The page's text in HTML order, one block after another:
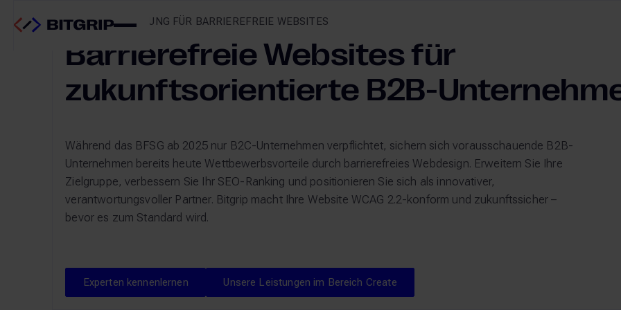
CREATE – BERATUNG FÜR BARRIEREFREIE WEBSITES
Barrierefreie Websites für
zukunftsorientierte B2B-
Während das BFSG ab 2025 nur B2C-Unternehmen verpflichtet, sichern sich vorausschauende B2B-
Unternehmen bereits heute Wettbewerbsvorteile durch barrierefreies Webdesign. Erweitern Sie Ihre
Zielgruppe, verbessern Sie Ihr SEO-Ranking und positionieren Sie sich als innovativer,
verantwortungsvoller Partner. Bitgrip macht Ihre Website WCAG 2.2-konform und zukunftssicher –
bevor es zum Standard wird.
Experten kennenlernen Unsere Leistungen im Bereich Create